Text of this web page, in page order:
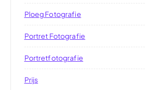
Ploeg Fotografie
Portret Fotografie
Portretfotografie
Prijs